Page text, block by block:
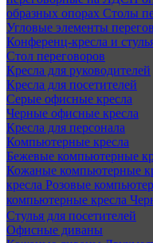
образных опорах Столы
Угловые элементы
Конференц-кресла и
Стол переговоров
Кресла для руководителей
Кресла для посетителей
Серые офисные кресла
Черные офисные кресла
Кресла для персонала
Компьютерные кресла
Бежевые компьютерные
Кожаные компьютерные
кресла Розовые
компьютерные кресла
Стулья для посетителей
Офисные диваны